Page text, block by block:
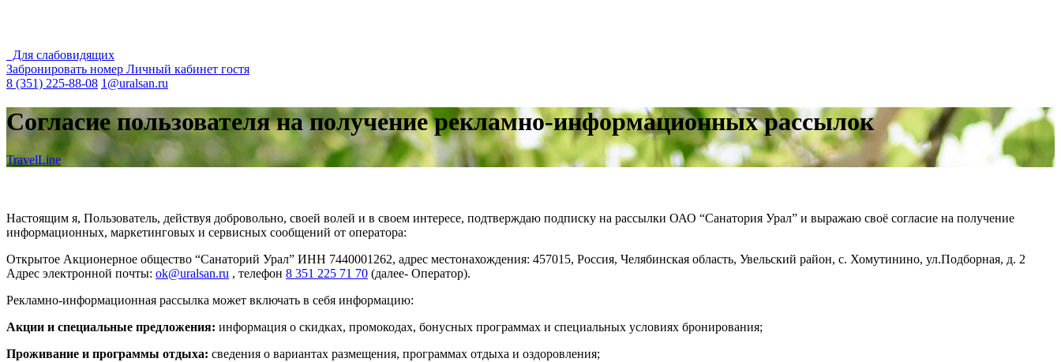
Для слабовидящих
Забронировать номер Личный кабинет гостя
8 (351) 225-88-08 1@uralsan.ru
Согласие пользователя на получение рекламно-информационных рассылок
TravelLine
Настоящим я, Пользователь, действуя добровольно, своей волей и в своем интересе, подтверждаю подписку на рассылки ОАО “Санатория Урал” и выражаю своё согласие на получение
информационных, маркетинговых и сервисных сообщений от оператора:
Открытое Акционерное общество “Санаторий Урал” ИНН 7440001262, адрес местонахождения: 457015, Россия, Челябинская область, Увельский район, с. Хомутинино, ул.Подборная, д. 2
Адрес электронной почты: ok@uralsan.ru , телефон 8 351 225 71 70 (далее- Оператор).
Рекламно-информационная рассылка может включать в себя информацию:
Акции и специальные предложения: информация о скидках, промокодах, бонусных программах и специальных условиях бронирования;
Проживание и программы отдыха: сведения о вариантах размещения, программах отдыха и оздоровления;